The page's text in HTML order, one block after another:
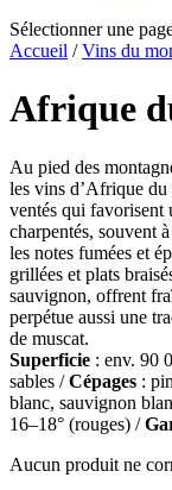
Sélectionner une
Accueil /Vins du
Afrique
Au pied des
les vins d’Afrique
ventés qui favorisent
charpentés, souvent
les notes fumées et
grillées et plats
sauvignon, offrent
perpétue aussi une
de muscat.
Superficie : env. 90
sables /Cépages :
blanc, sauvignon
16–18° (rouges) /
Aucun produit ne